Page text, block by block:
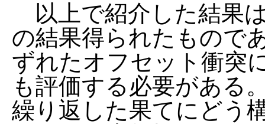
以上で紹介した結果
の結果得られたもので
ずれたオフセット衝突
も評価する必要がある
繰り返した果てにどう